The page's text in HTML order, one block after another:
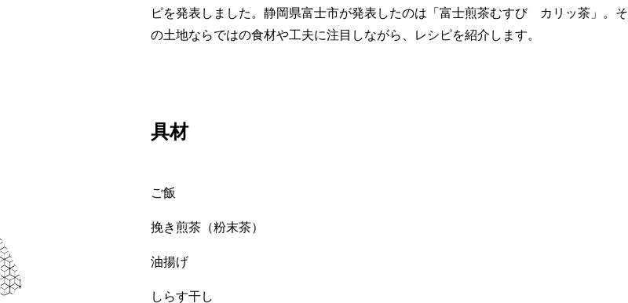
ピを発表しました。静岡県富士市が発表したのは「富士煎茶むすび カリッ茶」。そ
の土地ならではの食材や工夫に注目しながら、レシピを紹介します。
具材
ご飯
挽き煎茶（粉末茶）
油揚げ
しらす干し